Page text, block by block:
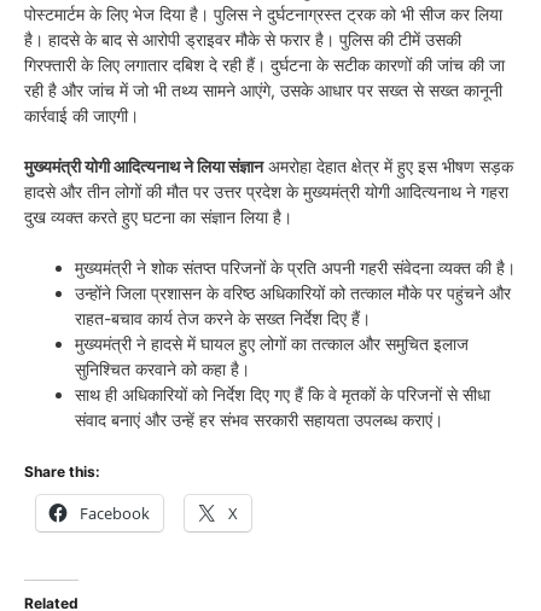
पोस्टमार्टम के लिए भेज दिया है। पुलिस ने दुर्घटनाग्रस्त ट्रक को भी सीज कर लिया
है। हादसे के बाद से आरोपी ड्राइवर मौके से फरार है। पुलिस की टीमें उसकी
गिरफ्तारी के लिए लगातार दबिश दे रही हैं। दुर्घटना के सटीक कारणों की जांच की जा
रही है और जांच में जो भी तथ्य सामने आएंगे, उसके आधार पर सख्त से सख्त कानूनी
कार्रवाई की जाएगी।
मुख्यमंत्री योगी आदित्यनाथ ने लिया संज्ञानअमरोहा देहात क्षेत्र में हुए इस भीषण सड़क
हादसे और तीन लोगों की मौत पर उत्तर प्रदेश के मुख्यमंत्री योगी आदित्यनाथ ने गहरा
दुख व्यक्त करते हुए घटना का संज्ञान लिया है।
मुख्यमंत्री ने शोक संतप्त परिजनों के प्रति अपनी गहरी संवेदना व्यक्त की है।
उन्होंने जिला प्रशासन के वरिष्ठ अधिकारियों को तत्काल मौके पर पहुंचने और
राहत-बचाव कार्य तेज करने के सख्त निर्देश दिए हैं।
मुख्यमंत्री ने हादसे में घायल हुए लोगों का तत्काल और समुचित इलाज
सुनिश्चित करवाने को कहा है।
साथ ही अधिकारियों को निर्देश दिए गए हैं कि वे मृतकों के परिजनों से सीधा
संवाद बनाएं और उन्हें हर संभव सरकारी सहायता उपलब्ध कराएं।
Share this:
Facebook X
Related